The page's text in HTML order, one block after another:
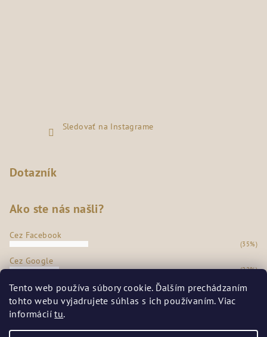
Tento web používa súbory cookie. Ďalším prechádzaním
tohto webu vyjadrujete súhlas s ich používaním. Viac
informáciítu.
Sledovať na Instagrame
Dotazník
Ako ste nás našli?
Cez Facebook
(35%)
Cez Google
(22%)
Z našej predajne
Odporúčanie známych